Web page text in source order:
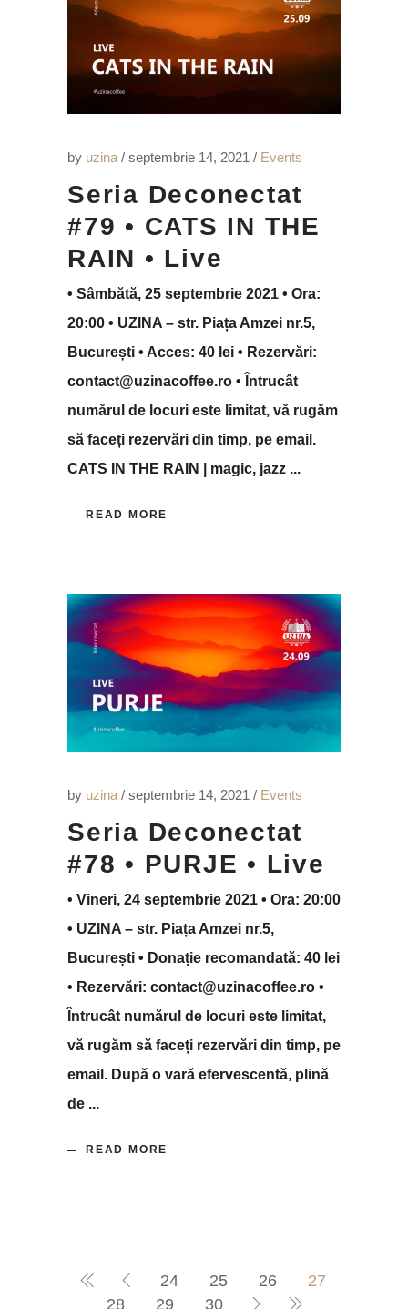
by uzina septembrie 14, 2021 Events
Seria Deconectat
#79 • CATS IN THE
RAIN • Live
• Sâmbătă, 25 septembrie 2021 • Ora:
20:00 • UZINA – str. Piața Amzei nr.5,
București • Acces: 40 lei • Rezervări:
contact@uzinacoffee.ro • Întrucât
numărul de locuri este limitat, vă rugăm
să faceți rezervări din timp, pe email.
CATS IN THE RAIN | magic, jazz
READ MORE
by uzina septembrie 14, 2021 Events
Seria Deconectat
#78 • PURJE • Live
• Vineri, 24 septembrie 2021 • Ora: 20:00
• UZINA – str. Piața Amzei nr.5,
București • Donație recomandată: 40 lei
• Rezervări: contact@uzinacoffee.ro •
Întrucât numărul de locuri este limitat,
vă rugăm să faceți rezervări din timp, pe
email. După o vară efervescentă, plină
de
READ MORE
24 25 26
27
28
29 30